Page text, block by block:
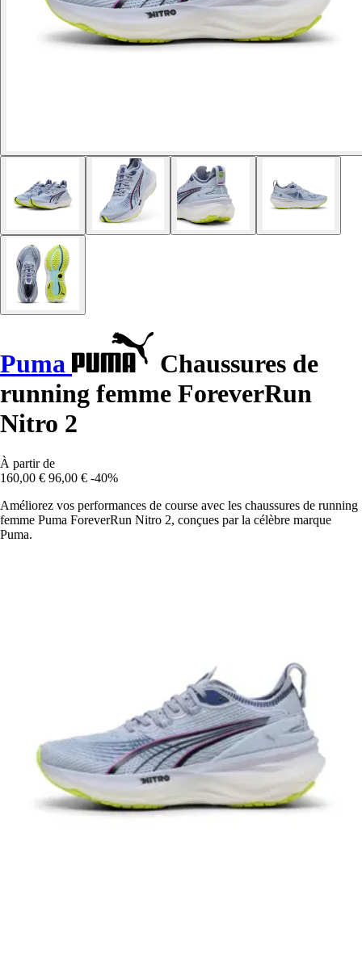
Puma
Chaussures de
running femme ForeverRun
Nitro 2
À partir de
160,00 € 96,00 € -40%
Améliorez vos performances de course avec les chaussures de running
femme Puma ForeverRun Nitro 2, conçues par la célèbre marque
Puma.